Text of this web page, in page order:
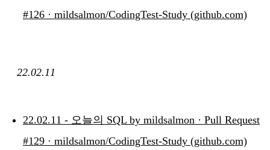
#126 · mildsalmon/CodingTest-Study (github.com)
22.02.11
22.02.11 - 오늘의 SQL by mildsalmon · Pull Request
#129 · mildsalmon/CodingTest-Study (github.com)